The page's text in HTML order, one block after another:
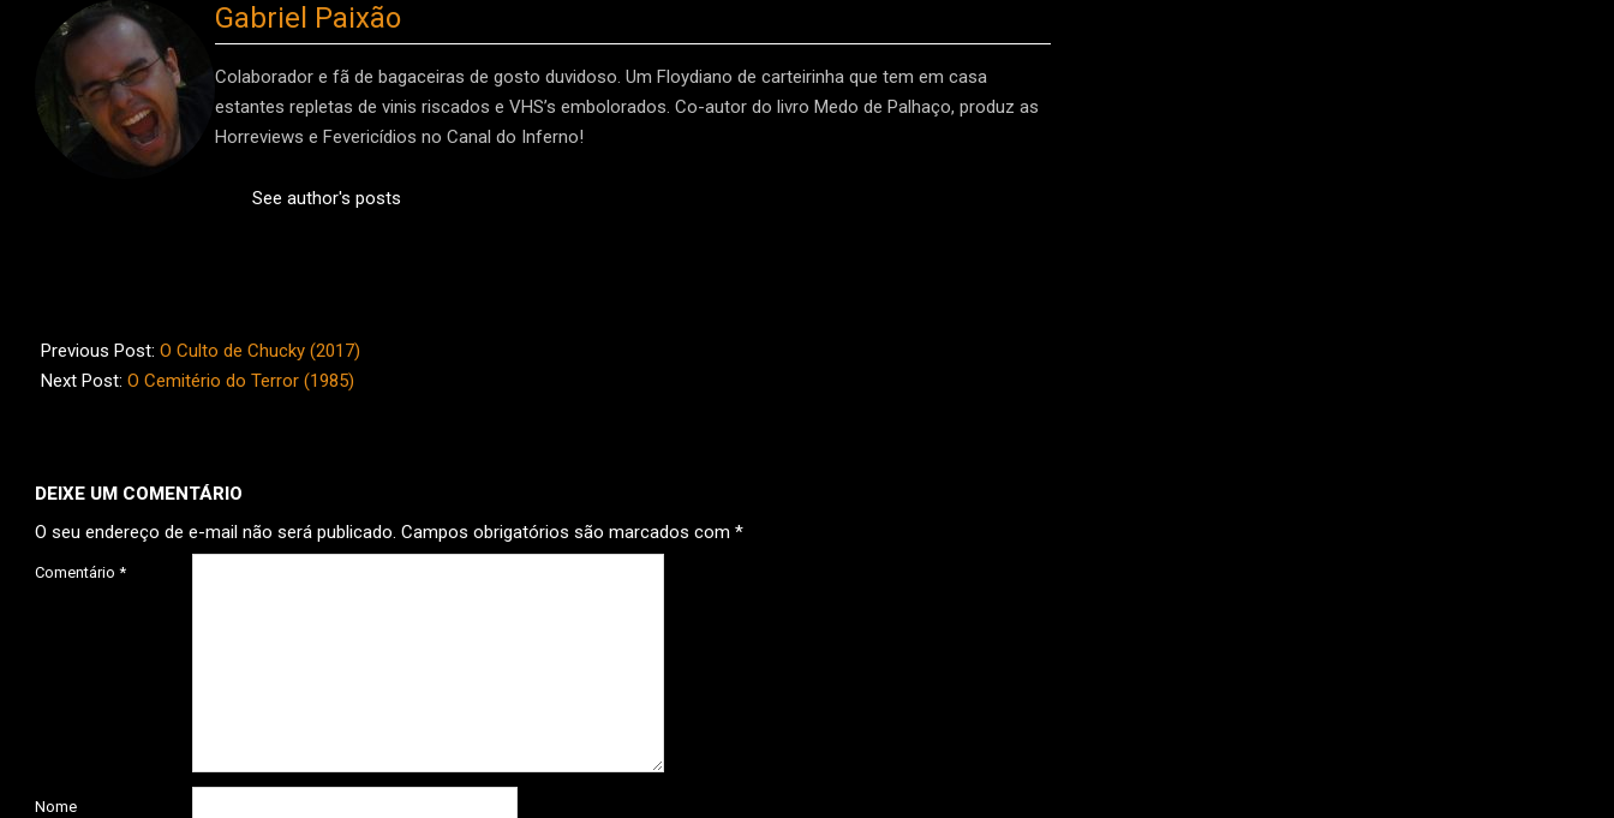
Gabriel Paixão
Colaborador e fã de bagaceiras de gosto duvidoso. Um Floydiano de carteirinha que tem em casa
estantes repletas de vinis riscados e VHS’s embolorados. Co-autor do livro Medo de Palhaço, produz as
Horreviews e Fevericídios no Canal do Inferno!
See author's posts
10-
12
Previous Post: O Culto de Chucky (2017)
Next Post: O Cemitério do Terror (1985)
DEIXE UM COMENTÁRIO
O seu endereço de e-mail não será publicado. Campos obrigatórios são marcados com *
Comentário *
Nome